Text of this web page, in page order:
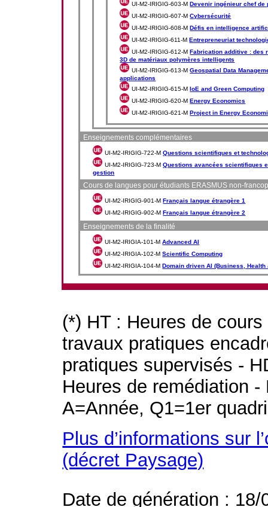
UI-M2-IRIGIG-603-MDevenir ingénieur chef de
UI-M2-IRIGIG-607-MCybersécurité
UI-M2-IRIGIG-608-MDéfis en intelligence
UI-M2-IRIGIG-611-MEntrepreneuriat
UI-M2-IRIGIG-612-MFabrication additive : des
3D de matériaux polymères intelligents
UI-M2-IRIGIG-613-MGeospatial Data
applications
UI-M2-IRIGIG-615-MIoE and Green Computing
UI-M2-IRIGIG-620-MEnergy Economics
UI-M2-IRIGIG-621-MProject in Energy
Enseignements complémentaires
UI-M2-IRIGIG-722-MQuestions scientifiques et
UI-M2-IRIGIG-723-MQuestions avancées scientifiques
gestion
Cours de langues pour étudiants ERASMUS non-
UI-M2-IRIGIG-901-MFrançais langue étrangère 1
UI-M2-IRIGIG-902-MFrançais langue étrangère 2
Enseignements de la finalité
UI-M2-IRIGIA-101-MAdvanced AI
UI-M2-IRIGIA-102-MScientific Computing
UI-M2-IRIGIA-104-MDomain driven AI (Business, Health
(*) HT : Heures de
travaux pratiques
pratiques supervisés -
Heures de remédiation
A=Année, Q1=1er
Plus d’informations sur
(décret Paysage)
Date de génération : 18/